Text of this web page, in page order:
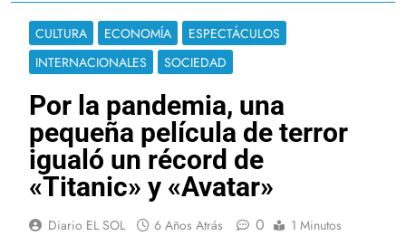
CULTURA ECONOMÍA
ESPECTÁCULOS
INTERNACIONALES
SOCIEDAD
Por la pandemia, una
pequeña película de terror
igualó un récord de
«Titanic» y «Avatar»
Diario EL SOL 6 Años Atrás 0 1 Minutos